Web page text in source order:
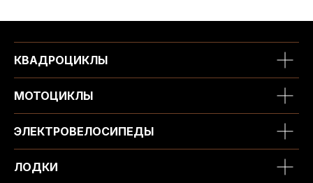
КВАДРОЦИКЛЫ
МОТОЦИКЛЫ
ЭЛЕКТРОВЕЛОСИПЕДЫ
ЛОДКИ